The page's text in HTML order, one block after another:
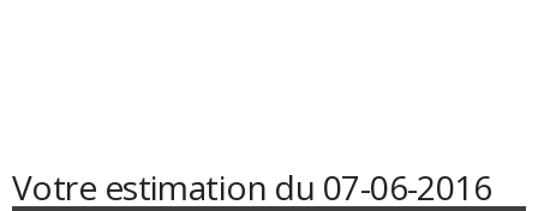
Votre estimation du 07-06-2016